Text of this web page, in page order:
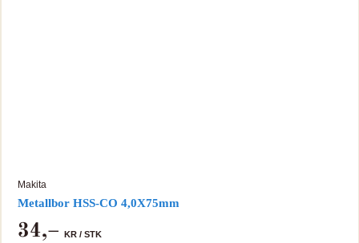
Makita
Metallbor HSS-CO 4,0X75mm
34,– KR / STK